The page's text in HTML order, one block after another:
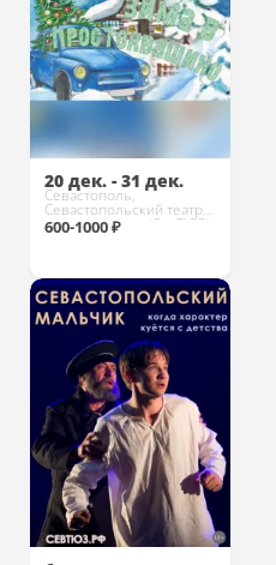
20 дек. - 31 дек.
Севастополь,
Севастопольский театр
юного зрителя (СевТЮЗ)
600-1000 ₽
Купить